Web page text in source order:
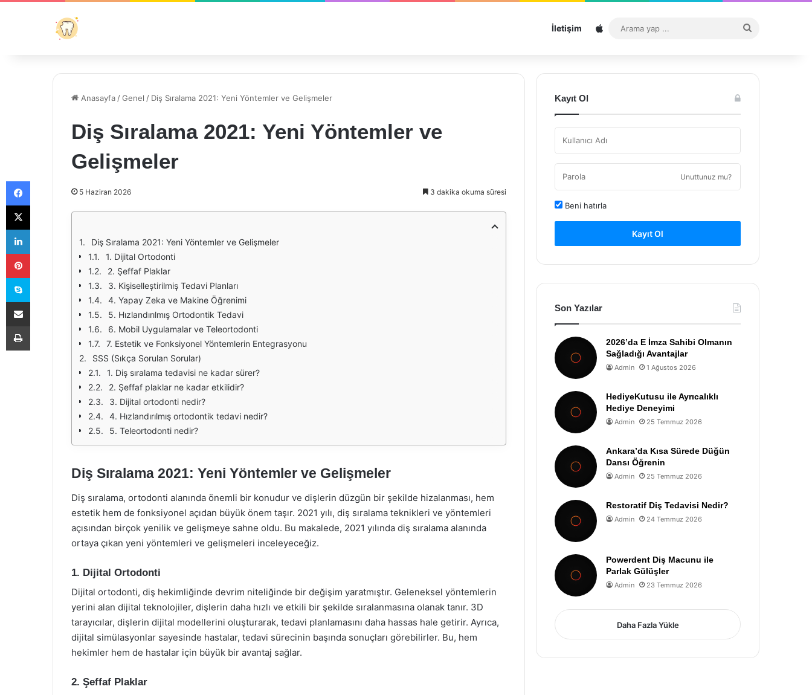
İletişim Sitemap
...
Anasayfa /Genel / Diş Sıralama 2021: Yeni Yöntemler ve Gelişmeler
Diş Sıralama 2021: Yeni Yöntemler ve
Gelişmeler
5 Haziran 2026 3 dakika okuma süresi
Diş Sıralama 2021: Yeni Yöntemler ve Gelişmeler
1. Dijital Ortodonti
2. Şeffaf Plaklar
3. Kişiselleştirilmiş Tedavi Planları
4. Yapay Zeka ve Makine Öğrenimi
5. Hızlandırılmış Ortodontik Tedavi
6. Mobil Uygulamalar ve Teleortodonti
7. Estetik ve Fonksiyonel Yöntemlerin Entegrasyonu
SSS (Sıkça Sorulan Sorular)
1. Diş sıralama tedavisi ne kadar sürer?
2. Şeffaf plaklar ne kadar etkilidir?
3. Dijital ortodonti nedir?
4. Hızlandırılmış ortodontik tedavi nedir?
5. Teleortodonti nedir?
Diş Sıralama 2021: Yeni Yöntemler ve Gelişmeler
Diş sıralama, ortodonti alanında önemli bir konudur ve dişlerin düzgün bir şekilde hizalanması, hem
estetik hem de fonksiyonel açıdan büyük önem taşır. 2021 yılı, diş sıralama teknikleri ve yöntemleri
açısından birçok yenilik ve gelişmeye sahne oldu. Bu makalede, 2021 yılında diş sıralama alanında
ortaya çıkan yeni yöntemleri ve gelişmeleri inceleyeceğiz.
1. Dijital Ortodonti
Dijital ortodonti, diş hekimliğinde devrim niteliğinde bir değişim yaratmıştır. Geleneksel yöntemlerin
yerini alan dijital teknolojiler, dişlerin daha hızlı ve etkili bir şekilde sıralanmasına olanak tanır. 3D
tarayıcılar, dişlerin dijital modellerini oluşturarak, tedavi planlamasını daha hassas hale getirir. Ayrıca,
dijital simülasyonlar sayesinde hastalar, tedavi sürecinin başında sonuçları görebilirler. Bu, hem
hekimler hem de hastalar için büyük bir avantaj sağlar.
2. Şeffaf Plaklar
Kayıt Ol
Unuttunuz mu?
Beni hatırla
Kayıt Ol
Son Yazılar
2026’da E İmza Sahibi Olmanın
Sağladığı Avantajlar
Admin 1 Ağustos 2026
HediyeKutusu ile Ayrıcalıklı
Hediye Deneyimi
Admin 25 Temmuz 2026
Ankara’da Kısa Sürede Düğün
Dansı Öğrenin
Admin 25 Temmuz 2026
Restoratif Diş Tedavisi Nedir?
Admin 24 Temmuz 2026
Powerdent Diş Macunu ile
Parlak Gülüşler
Admin 23 Temmuz 2026
Daha Fazla Yükle
Facebook
X
LinkedIn
Pinterest
Skype
E-Posta ile paylaş